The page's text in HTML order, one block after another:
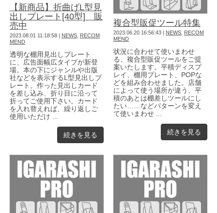
【新商品】折曲げL型見
出しプレート[40型] 販
売中
2023.08.01 11:18:58 | NEWS RECOM
MEND
透明な棚用見出しプレート
に、広告面幅広タイプが新登
場。本の下にジャンルや出版
社などを表示するL型見出しプ
レート。作った見出しカード
を差し込み、折り目に沿って
折ってご使用下さい。カード
を入れ替えれば、繰り返しご
使用いただけ ...
続きを見る
複合型販促ツール特集
2023.06.20 16:56:43 | NEWS RECOM
MEND
状況に合わせて使いまわせ
る、複合型販促ツールをご提
案いたします。平積ディスプ
レイ、棚用プレート、POPな
どを組み合わせました。店舗
によって使う場所が違う、平
積のあとは棚差しツールにし
たい……などパターンを変え
て使いまわせ ...
続きを見る